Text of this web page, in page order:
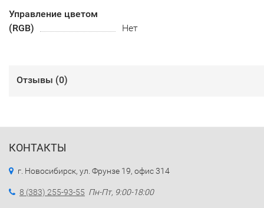
Управление цветом
(RGB)
Нет
Отзывы (0)
КОНТАКТЫ
г. Новосибирск, ул. Фрунзе 19, офис 314
8 (383) 255-93-55 Пн-Пт, 9:00-18:00